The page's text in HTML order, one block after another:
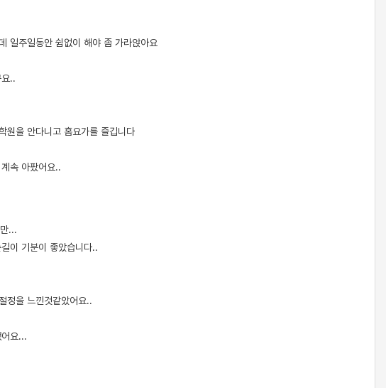
일주일동안 쉼없이 해야 좀 가라앉아요
..
원을 안다니고 홈요가를 즐깁니다
속 아팠어요..
...
이 기분이 좋았습니다..
정을 느낀것같았어요..
요...